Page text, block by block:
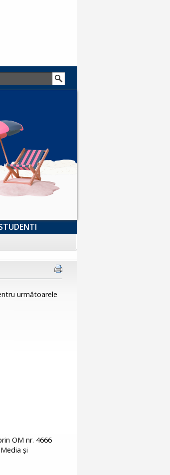
următoarele
OM nr. 4666
și